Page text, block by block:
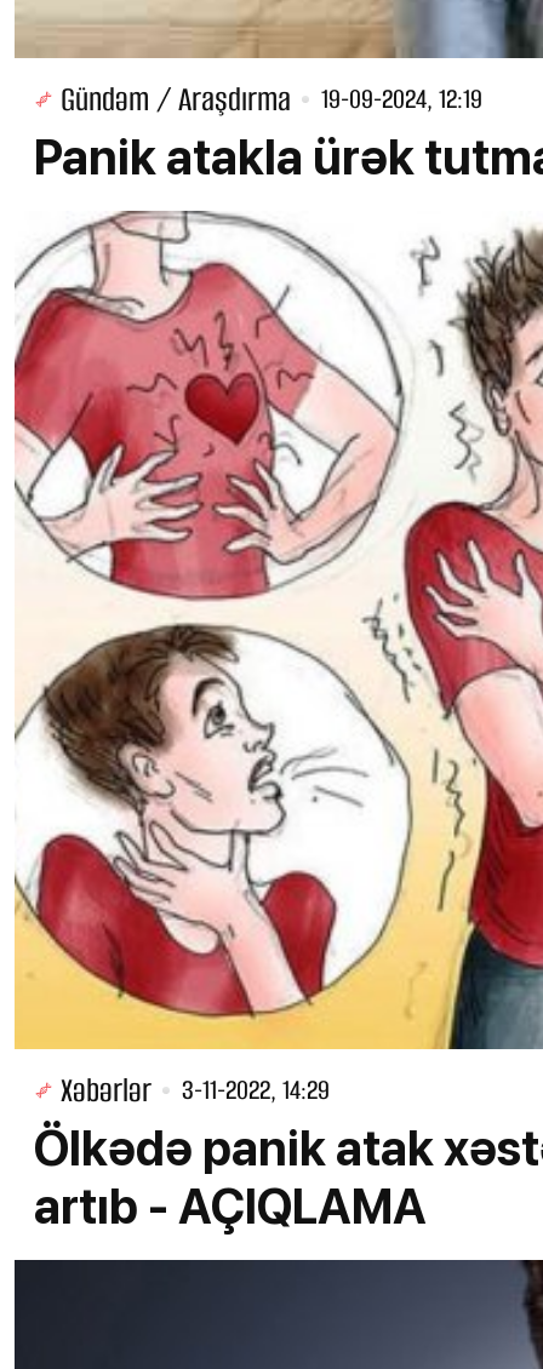
Gündəm / Araşdırma 19-09-2024, 12:19
Panik atakla ürək
Xəbərlər 3-11-2022, 14:29
Ölkədə panik atak
artıb - AÇIQLAMA